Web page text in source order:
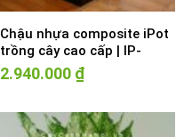
Chậu nhựa composite iPot
trồng cây cao cấp | IP-
00177
2.940.000 ₫